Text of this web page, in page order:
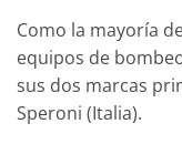
Como la mayoría
equipos de
sus dos marcas
Speroni (Italia).